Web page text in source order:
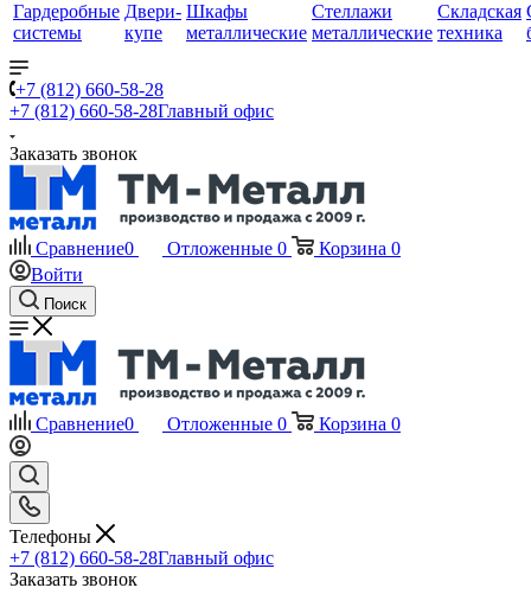
Гардеробные
системы
Двери-
купе
Шкафы
металлические
Стеллажи
металлические
Складская
техника
+7 (812) 660-58-28
+7 (812) 660-58-28Главный офис
Заказать звонок
Сравнение0 Отложенные 0 Корзина 0
Войти
Поиск
Сравнение0 Отложенные 0 Корзина 0
Телефоны
+7 (812) 660-58-28Главный офис
Заказать звонок